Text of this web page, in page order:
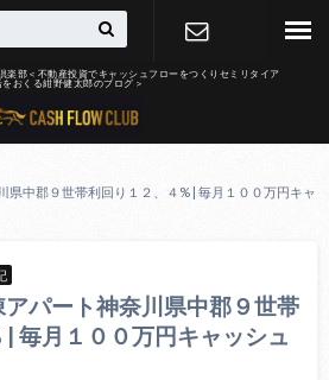
楽部＜不動産投資でキャッシュフローをつくりセミリタイア
をおくる紺野健太郎のブログ＞
県中郡９世帯利回り１２、４% | 毎月１００万円キャ
アパート神奈川県中郡９世帯
毎月１００万円キャッシュ